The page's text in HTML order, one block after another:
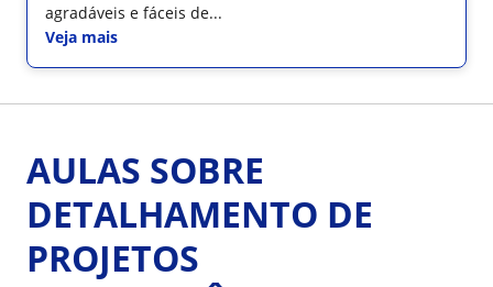
agradáveis e fáceis de...
Veja mais
AULAS SOBRE
DETALHAMENTO DE
PROJETOS